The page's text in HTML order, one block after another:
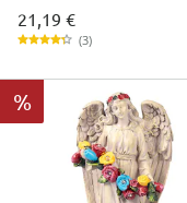
21,19 €
(3)
%